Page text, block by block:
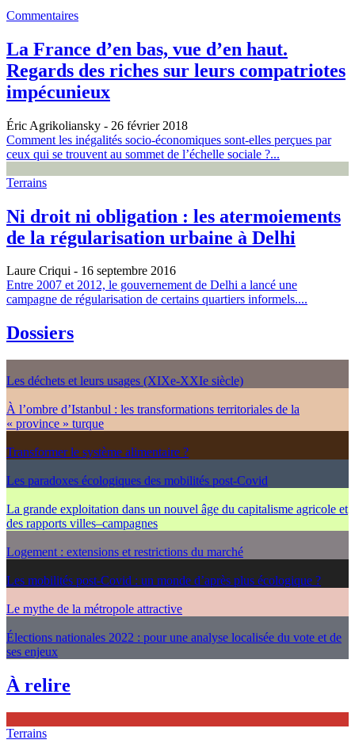
Commentaires
La France d’en bas, vue d’en haut.
Regards des riches sur leurs compatriotes
impécunieux
Éric Agrikoliansky - 26 février 2018
Comment les inégalités socio-économiques sont-elles perçues par
ceux qui se trouvent au sommet de l’échelle sociale ?...
Terrains
Ni droit ni obligation : les atermoiements
de la régularisation urbaine à Delhi
Laure Criqui - 16 septembre 2016
Entre 2007 et 2012, le gouvernement de Delhi a lancé une
campagne de régularisation de certains quartiers informels....
Dossiers
Les déchets et leurs usages (XIXe-XXIe siècle)
À l’ombre d’Istanbul : les transformations territoriales de la
« province » turque
Transformer le système alimentaire ?
Les paradoxes écologiques des mobilités post-Covid
La grande exploitation dans un nouvel âge du capitalisme agricole et
des rapports villes–campagnes
Logement : extensions et restrictions du marché
Les mobilités post-Covid : un monde d’après plus écologique ?
Le mythe de la métropole attractive
Élections nationales 2022 : pour une analyse localisée du vote et de
ses enjeux
À relire
Terrains